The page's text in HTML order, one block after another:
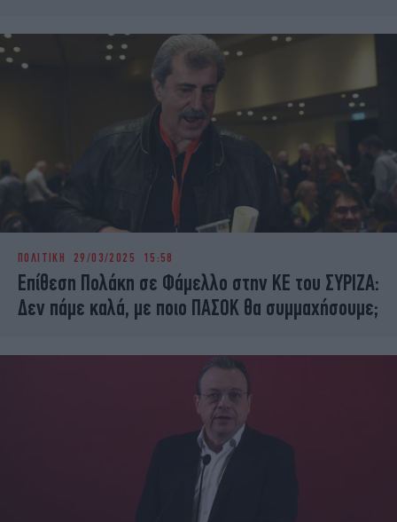
ΠΟΛΙΤΙΚΗ 29/03/2025 15:58
Επίθεση Πολάκη σε Φάμελλο στην ΚΕ του ΣΥΡΙΖΑ:
Δεν πάμε καλά, με ποιο ΠΑΣΟΚ θα συμμαχήσουμε;